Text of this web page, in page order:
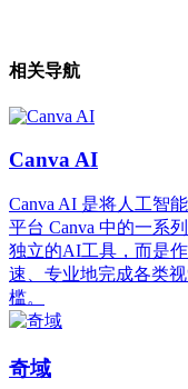
相关导航
Canva AI
Canva AI 是将人工智
平台 Canva 中的一系
独立的AI工具，而是
速、专业地完成各类
槛。
奇域